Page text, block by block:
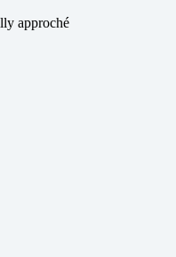
approché